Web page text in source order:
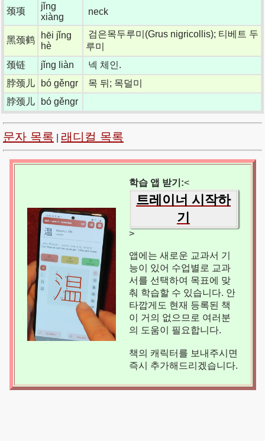
颈项
jǐng
xiàng
neck
黑颈鹤
hēi jǐng
hè
검은목두루미(Grus nigricollis); 티베트 두
루미
颈链
jǐng liàn
넥 체인.
脖颈儿
bó gěngr
목 뒤; 목덜미
脖颈儿
bó gěngr
문자 목록 래디컬 목록
학습 앱 받기:<
트레이너 시작하
기
>
앱에는 새로운 교과서 기
능이 있어 수업별로 교과
서를 선택하여 목표에 맞
춰 학습할 수 있습니다. 안
타깝게도 현재 등록된 책
이 거의 없으므로 여러분
의 도움이 필요합니다.
책의 캐릭터를 보내주시면
즉시 추가해드리겠습니다.